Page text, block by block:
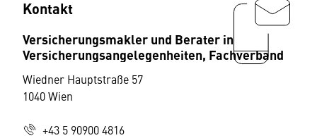
Kontakt
Versicherungsmakler und Berater in
Versicherungsangelegenheiten, Fachverband
Wiedner Hauptstraße 57
1040 Wien
+43 5 90900 4816